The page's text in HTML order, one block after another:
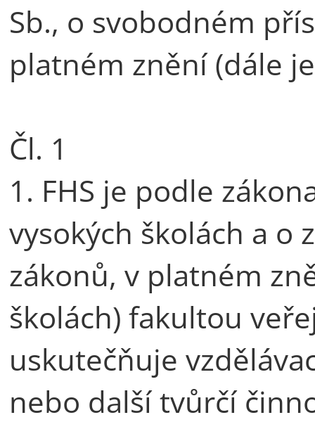
Sb., o svobodném
platném znění (dále
Čl. 1
1. FHS je podle
vysokých školách a o
zákonů, v platném
školách) fakultou
uskutečňuje
nebo další tvůrčí